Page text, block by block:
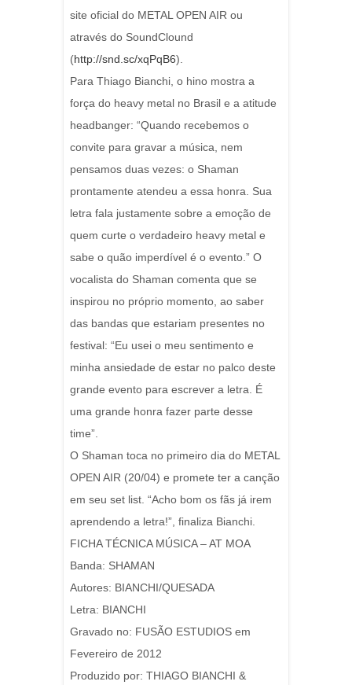
site oficial do METAL OPEN AIR ou
através do SoundClound
(http://snd.sc/xqPqB6).
Para Thiago Bianchi, o hino mostra a
força do heavy metal no Brasil e a atitude
headbanger: “Quando recebemos o
convite para gravar a música, nem
pensamos duas vezes: o Shaman
prontamente atendeu a essa honra. Sua
letra fala justamente sobre a emoção de
quem curte o verdadeiro heavy metal e
sabe o quão imperdível é o evento.” O
vocalista do Shaman comenta que se
inspirou no próprio momento, ao saber
das bandas que estariam presentes no
festival: “Eu usei o meu sentimento e
minha ansiedade de estar no palco deste
grande evento para escrever a letra. É
uma grande honra fazer parte desse
time”.
O Shaman toca no primeiro dia do METAL
OPEN AIR (20/04) e promete ter a canção
em seu set list. “Acho bom os fãs já irem
aprendendo a letra!”, finaliza Bianchi.
FICHA TÉCNICA MÚSICA – AT MOA
Banda: SHAMAN
Autores: BIANCHI/QUESADA
Letra: BIANCHI
Gravado no: FUSÃO ESTUDIOS em
Fevereiro de 2012
Produzido por: THIAGO BIANCHI &